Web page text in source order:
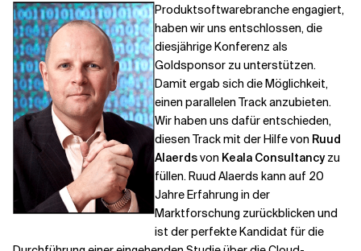
Produktsoftwarebranche engagiert,
haben wir uns entschlossen, die
diesjährige Konferenz als
Goldsponsor zu unterstützen.
Damit ergab sich die Möglichkeit,
einen parallelen Track anzubieten.
Wir haben uns dafür entschieden,
diesen Track mit der Hilfe von Ruud
Alaerdsvon Keala Consultancyzu
füllen. Ruud Alaerds kann auf 20
Jahre Erfahrung in der
Marktforschung zurückblicken und
ist der perfekte Kandidat für die